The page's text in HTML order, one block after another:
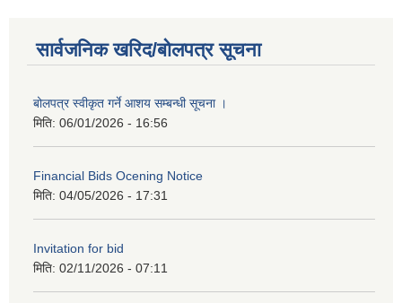
सार्वजनिक खरिद/बोलपत्र सूचना
बोलपत्र स्वीकृत गर्ने आशय सम्बन्धी सूचना ।
मिति: 06/01/2026 - 16:56
Financial Bids Ocening Notice
मिति: 04/05/2026 - 17:31
Invitation for bid
मिति: 02/11/2026 - 07:11